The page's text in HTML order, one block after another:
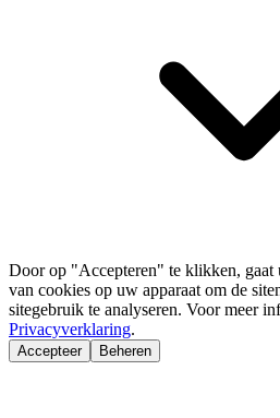
Door op "Accepteren" te klikken, gaat
van cookies op uw apparaat om de
sitegebruik te analyseren. Voor meer
Privacyverklaring.
Accepteer Beheren